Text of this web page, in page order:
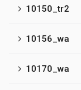
10150_tr2
10156_wa
10170_wa